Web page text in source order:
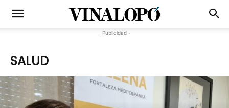
- Publicidad -
SALUD